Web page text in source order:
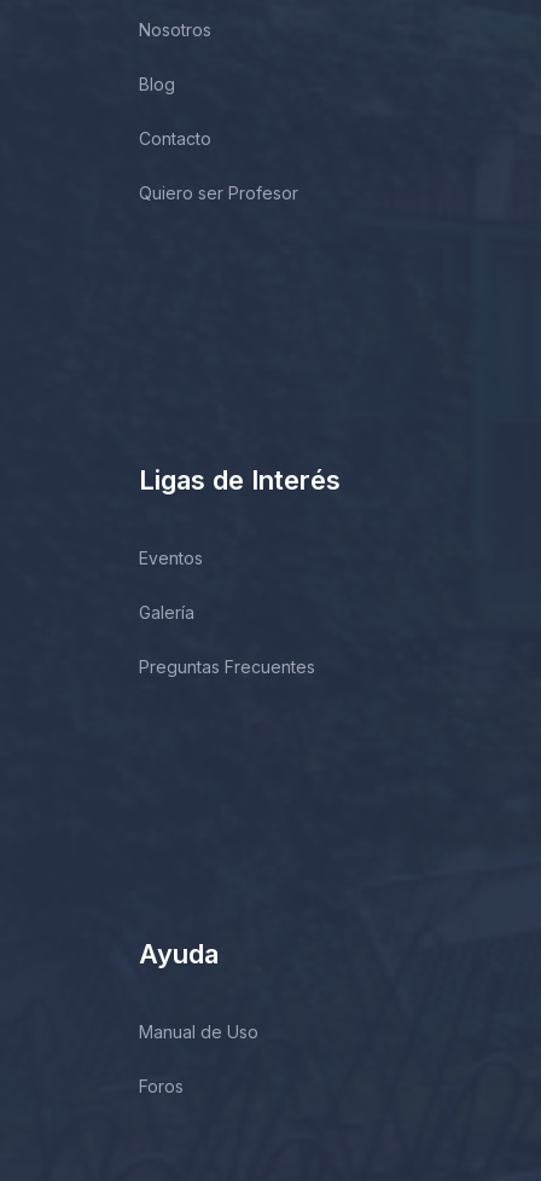
Nosotros
Blog
Contacto
Quiero ser Profesor
Ligas de Interés
Eventos
Galería
Preguntas Frecuentes
Ayuda
Manual de Uso
Foros